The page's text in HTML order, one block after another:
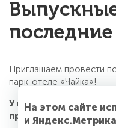
Приглашаем провести
парк-отеле «Чайка»!
У нас есть все, что
праздника:
На этом сайте
и